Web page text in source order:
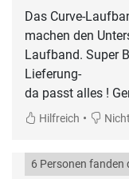
Das Curve-
machen den
Laufband. Super
Lieferung-
da passt alles !
Hilfreich •
6 Personen fanden